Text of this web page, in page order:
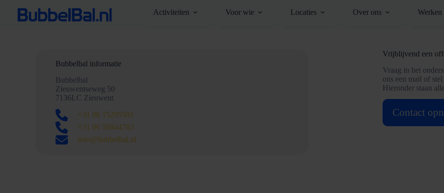
Activiteiten Voor wie Locaties Over ons Werken
Bubbelbal informatie
Bubbelbal
Zieuwentseweg 50
7136LC Zieuwent
+31 06 15295581
+31 06 50844783
info@bubbelbal.nl
Vrijblijvend een
Vraag in het
ons een mail of
Hieronder staan
Contact